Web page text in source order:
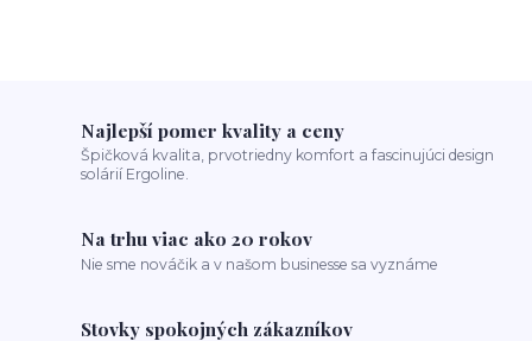
Najlepší pomer kvality a ceny
Špičková kvalita, prvotriedny komfort a fascinujúci design
solárií Ergoline.
Na trhu viac ako 20 rokov
Nie sme nováčik a v našom businesse sa vyznáme
Stovky spokojných zákazníkov